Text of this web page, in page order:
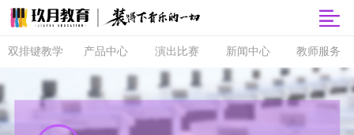
双排键教学
双排键
课程体系
直营校区
产品中心
玖月商城
玖月智能音
演出比赛
音乐会
央视演出
新闻中心
品牌动态
精彩活动
教育分享
教师服务
师资培训
玖月教师俱